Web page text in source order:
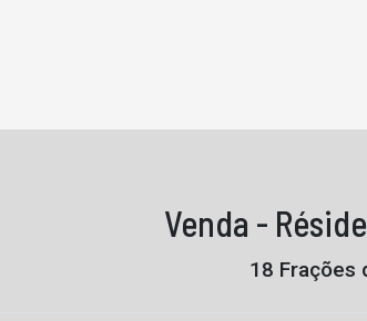
Venda -
18 Frações